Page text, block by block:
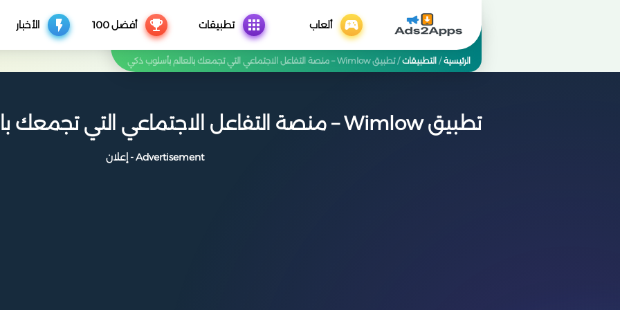
ألعاب تطبيقات أفضل 100 الأخبار
الرئيسية/ التطبيقات/تطبيق Wimlow – منصة التفاعل الاجتماعي التي تجمعك بالعالم بأسلوب ذكي
تطبيق Wimlow – منصة التفاعل الاجتماعي التي تجمعك بالعالم بأسلوب ذكي
Advertisement - إعلان